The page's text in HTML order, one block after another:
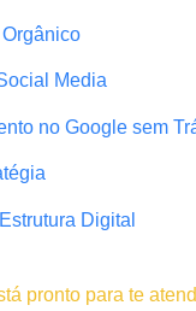
Media
no Google sem
Digital
pronto para te